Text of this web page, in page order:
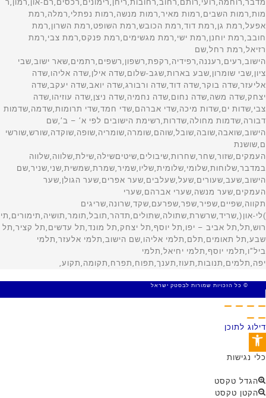
© כל הזכויות שמורות לבסטק ישראל
דילוג לתוכן
פתח סרגל נגישות
כלי נגישות
הגדל טקסט
הקטן טקסט